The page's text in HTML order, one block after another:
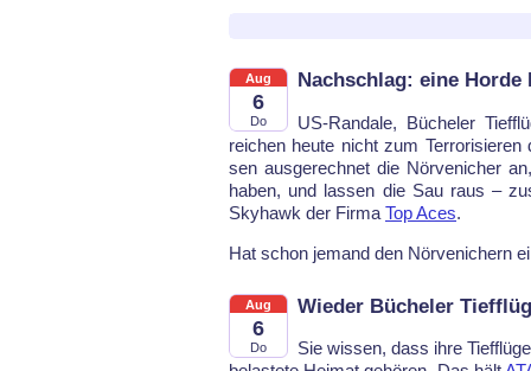
Aug
6
Do
Nachschlag: eine Horde
US-Ran­da­le, Bü­che­ler
rei­chen heu­te nicht zum
sen aus­ge­rech­net die Nör­ve­ni­cher
ha­ben, und las­sen die Sau raus –
Sky­hawk der Fir­ma Top Aces.
Hat schon je­mand den Nör­ve­ni­chern
Aug
6
Do
Wieder Bücheler
Sie wis­sen, dass ih­re